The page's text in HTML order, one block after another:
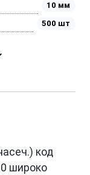
10 мм
500 шт
код
широко